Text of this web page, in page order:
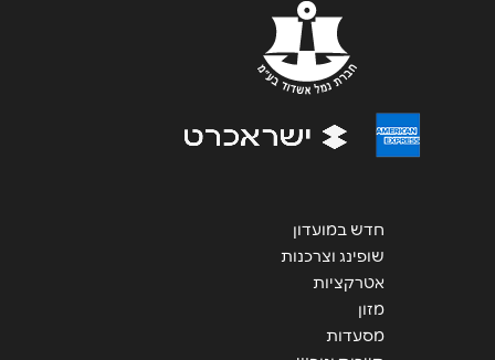
שליחה
מתחם ביג , חיל ההנדסה 1
08-6430353
חורב 15
04-9818109
חולון
חדש במועדון
שופינג וצרכנות
אטרקציות
מזון
מסעדות